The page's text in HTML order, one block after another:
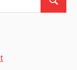
Suchen